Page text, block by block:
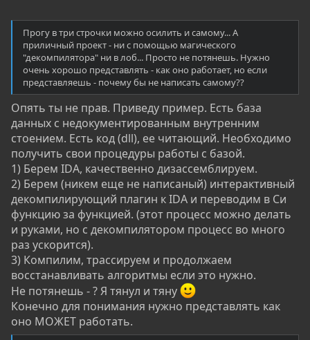
Прогу в три строчки можно осилить и самому... А
приличный проект - ни с помощью магического
"декомпилятора" ни в лоб... Просто не потянешь. Нужно
очень хорошо представлять - как оно работает, но если
представляешь - почему бы не написать самому??
Опять ты не прав. Приведу пример. Есть база
данных с недокументированным внутренним
стоением. Есть код (dll), ее читающий. Необходимо
получить свои процедуры работы с базой.
1) Берем IDA, качественно дизассемблируем.
2) Берем (никем еще не написаный) интерактивный
декомпилирующий плагин к IDA и переводим в Си
функцию за функцией. (этот процесс можно делать
и руками, но с декомпилятором процесс во много
раз ускорится).
3) Компилим, трассируем и продолжаем
восстанавливать алгоритмы если это нужно.
Не потянешь - ? Я тянул и тяну
Конечно для понимания нужно представлять как
оно МОЖЕТ работать.